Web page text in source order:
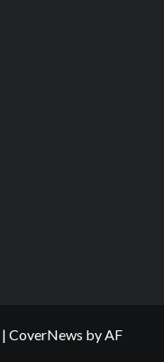
| CoverNews by AF